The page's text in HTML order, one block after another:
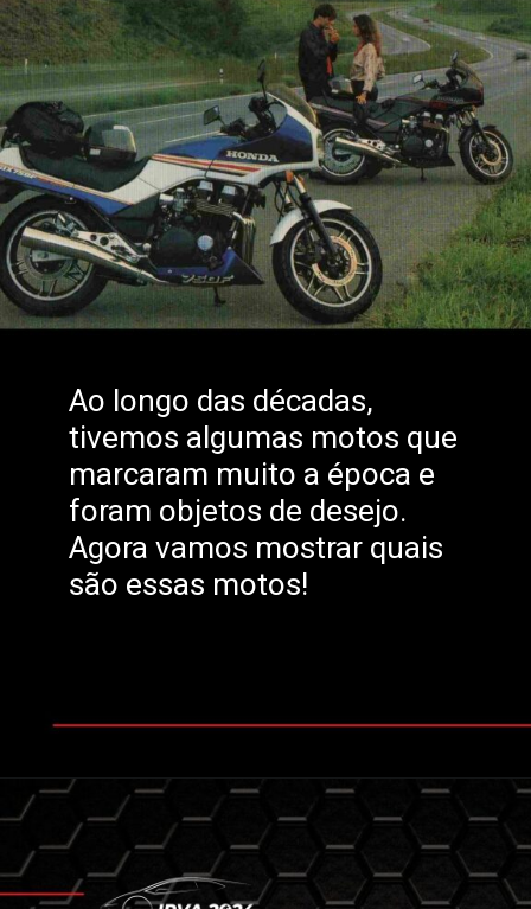
Ao longo das décadas,
tivemos algumas motos que
marcaram muito a época e
foram objetos de desejo.
Agora vamos mostrar quais
são essas motos!